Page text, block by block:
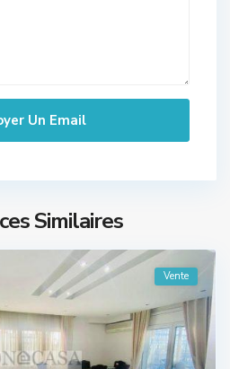
Similaires
Vente